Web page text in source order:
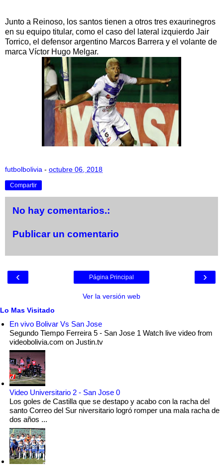
Junto a Reinoso, los santos tienen a otros tres exaurinegros
en su equipo titular, como el caso del lateral izquierdo Jair
Torrico, el defensor argentino Marcos Barrera y el volante de
marca Víctor Hugo Melgar.
futbolbolivia - octubre 06, 2018
Compartir
No hay comentarios.:
Publicar un comentario
‹ ›
Página Principal
Ver la versión web
Lo Mas Visitado
En vivo Bolivar Vs San Jose
Segundo Tiempo Ferreira 5 - San Jose 1 Watch live video from
videobolivia.com on Justin.tv
Video Universitario 2 - San Jose 0
Los goles de Castilla que se destapo y acabo con la racha del
santo Correo del Sur niversitario logró romper una mala racha de
dos años ...